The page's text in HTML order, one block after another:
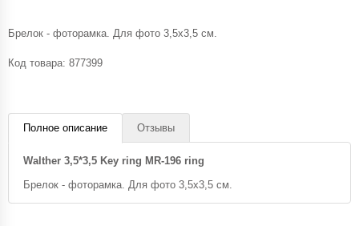
Брелок - фоторамка. Для фото 3,5х3,5 см.
Код товара: 877399
Полное описание Отзывы
Walther 3,5*3,5 Key ring MR-196 ring
Брелок - фоторамка. Для фото 3,5х3,5 см.